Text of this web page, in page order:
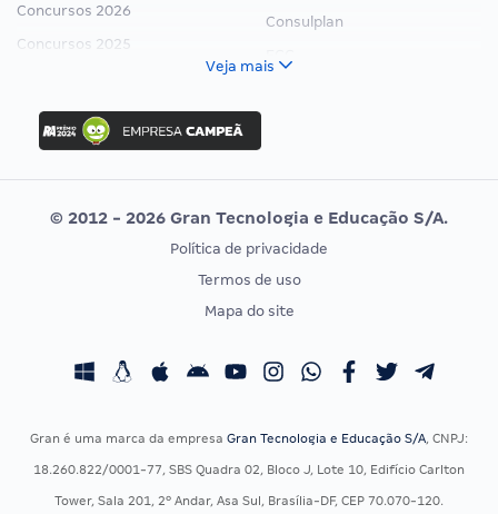
Concursos 2026
Concursos 2025
Concurso Nacional Unificado
Concurso Ibama
Concurso MPU
Editais publicados
Consulplan
Vunesp
CONCURSOS POR PROFISSÃO
Concursos Fiscais
Concursos Saúde
EXAME DE ORDEM
Calendário OAB
Veja mais
© 2012 - 2026 Gran Tecnologia e Educação S/A.
Política de privacidade
Termos de uso
Mapa do site
Gran é uma marca da empresa Gran Tecnologia e Educação S/A, CNPJ:
18.260.822/0001-77, SBS Quadra 02, Bloco J, Lote 10, Edifício Carlton
Tower, Sala 201, 2º Andar, Asa Sul, Brasília-DF, CEP 70.070-120.